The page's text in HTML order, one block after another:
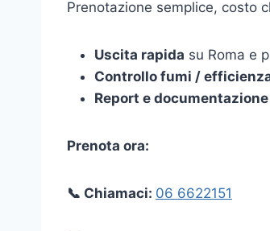
Prenotazione semplice, costo
Uscita rapida su Roma e
Controllo fumi /
Report e documentazione
Prenota ora:
📞 Chiamaci: 06 6622151